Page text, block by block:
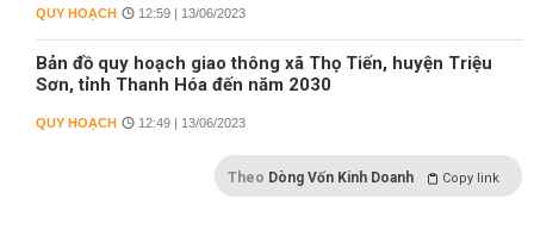
QUY HOẠCH 12:59 | 13/06/2023
Bản đồ quy hoạch giao thông xã Thọ Tiến, huyện Triệu
Sơn, tỉnh Thanh Hóa đến năm 2030
QUY HOẠCH 12:49 | 13/06/2023
Theo Dòng Vốn Kinh Doanh Copy link